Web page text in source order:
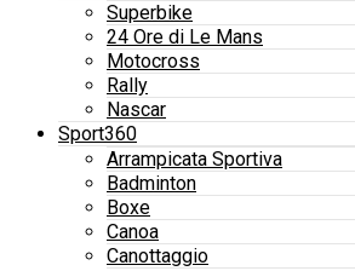
Superbike
24 Ore di Le Mans
Motocross
Rally
Nascar
Sport360
Arrampicata Sportiva
Badminton
Boxe
Canoa
Canottaggio